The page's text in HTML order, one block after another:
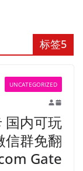
标签5
UNCATEGORIZED
内可玩
信群免翻
Gate